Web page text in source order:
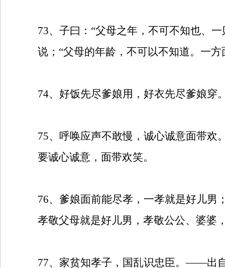
73、子曰：“父母之年，不可不知也、
说；“父母的年龄，不可以不知道。一
74、好饭先尽爹娘用，好衣先尽爹娘
75、呼唤应声不敢慢，诚心诚意面带
要诚心诚意，面带欢笑。
76、爹娘面前能尽孝，一孝就是好儿男
孝敬父母就是好儿男，孝敬公公、婆婆
77、家贫知孝子，国乱识忠臣。——出